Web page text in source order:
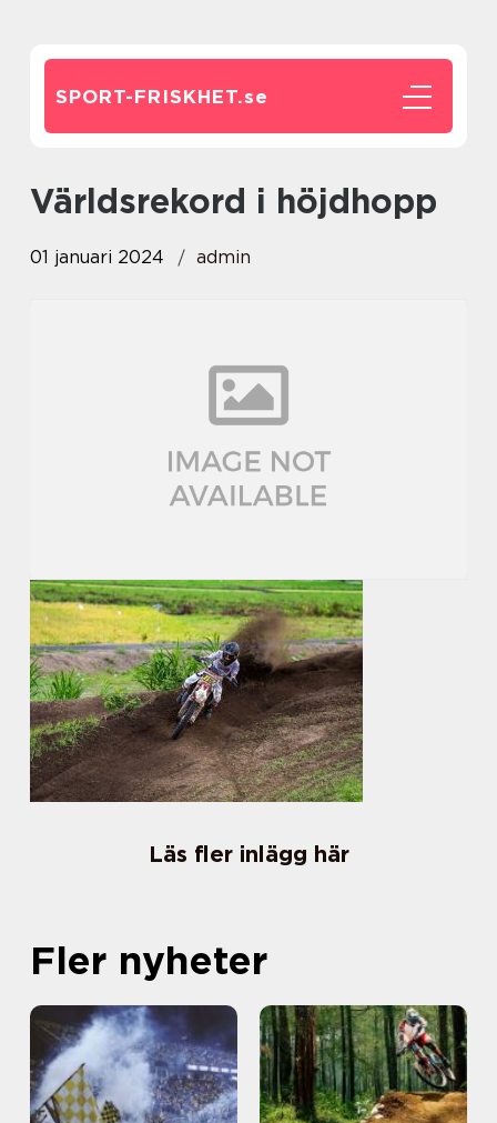
SPORT-FRISKHET.se
världsrekord i höjdhopp
01 januari 2024 admin
Läs fler inlägg här
Fler nyheter